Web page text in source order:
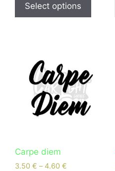
Select options
Carpe diem
3.50 € – 4.60 €